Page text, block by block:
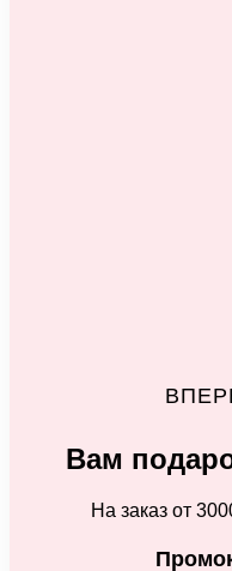
Вам
На заказ от